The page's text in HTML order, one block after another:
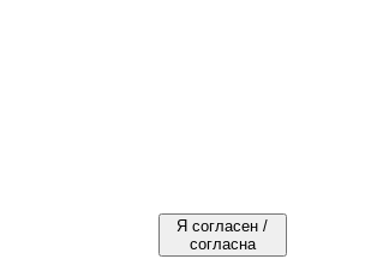
Я согласен /
согласна